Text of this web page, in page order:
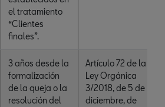
el tratamiento
“Clientes
finales”.
3 años desde la
formalización
de la queja o la
resolución del
Artículo 72 de la
Ley Orgánica
3/2018, de 5 de
diciembre, de